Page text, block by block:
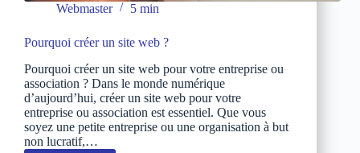
Webmaster 5 min
Pourquoi créer un site web ?
Pourquoi créer un site web pour votre entreprise ou
association ? Dans le monde numérique
d’aujourd’hui, créer un site web pour votre
entreprise ou association est essentiel. Que vous
soyez une petite entreprise ou une organisation à but
non lucratif,…